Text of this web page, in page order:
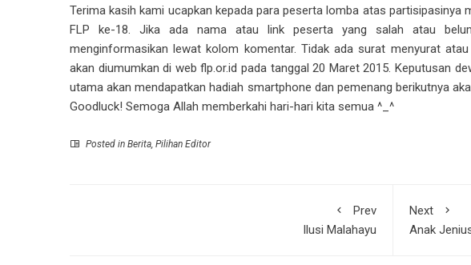
Terima kasih kami ucapkan kepada para peserta lomba atas partisipasinya
FLP ke-18. Jika ada nama atau link peserta yang salah atau
menginformasikan lewat kolom komentar. Tidak ada surat menyurat
akan diumumkan di web flp.or.id pada tanggal 20 Maret 2015. Keputusan
utama akan mendapatkan hadiah smartphone dan pemenang berikutnya
Goodluck! Semoga Allah memberkahi hari-hari kita semua ^_^
Posted in Berita, Pilihan Editor
Prev
Ilusi Malahayu
Next
Anak